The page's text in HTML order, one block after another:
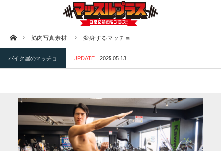
ホーム筋肉写真素材 変身するマッチョ
バイク屋のマッチョ UPDATE 2025.05.13